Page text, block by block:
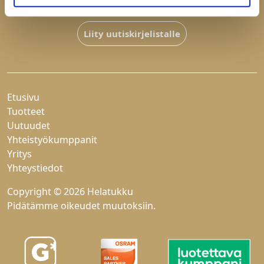
Liity uutiskirjelistalle
Etusivu
Tuotteet
Uutuudet
Yhteistyökumppanit
Yritys
Yhteystiedot
Copyright © 2026 Helatukku
Pidätämme oikeudet muutoksiin.